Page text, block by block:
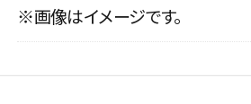
※画像はイメージです。